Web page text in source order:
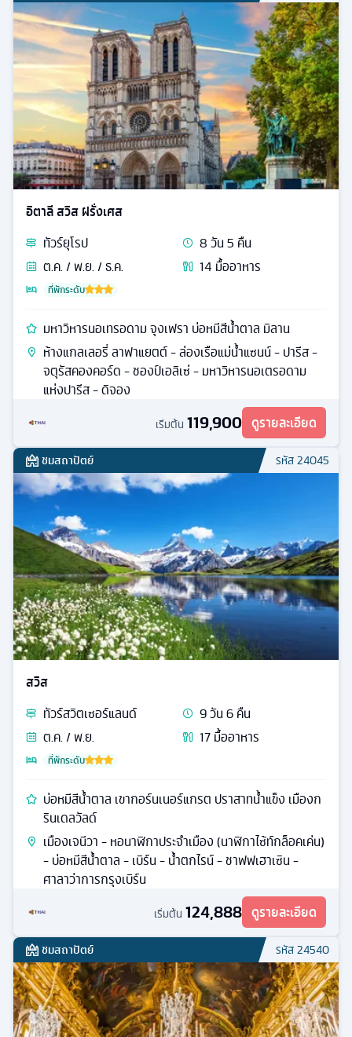
อิตาลี สวิส ฝรั่งเศส
ทัวร์ยุโรป 8วัน5 คืน
ต.ค. / พ.ย. / ธ.ค.
14 มื้ออาหาร
ที่พักระดับ
มหาวิหารนอเทรอดาม จุงเฟรา บ่อหมีสีน้ำตาล มิลาน
ห้างแกลเลอรี่ ลาฟาแยตต์ - ล่องเรือแม่น้ำแซนน์ - ปารีส -
จตุรัสคองคอร์ด - ชองป์เอลิเซ่ - มหาวิหารนอเตรอดาม
แห่งปารีส - ดิจอง
เริ่มต้น 119,900 ดูรายละเอียด
ชมสถาปัตย์ รหัส24045
สวิส
ทัวร์สวิตเซอร์แลนด์ 9วัน6คืน
ต.ค. / พ.ย.
17มื้ออาหาร
ที่พักระดับ
บ่อหมีสีน้ำตาล เขากอร์นเนอร์แกรต ปราสาทน้ำแข็ง เมืองก
รินเดลวัลด์
เมืองเจนีวา - หอนาฬิกาประจำเมือง (นาฬิกาไซ้ท์กล็อคเค่น)
- บ่อหมีสีน้ําตาล - เบิร์น - น้ำตกไรน์ - ชาฟฟเฮาเซิน -
ศาลาว่าการกรุงเบิร์น
เริ่มต้น 124,888 ดูรายละเอียด
ชมสถาปัตย์ รหัส24540